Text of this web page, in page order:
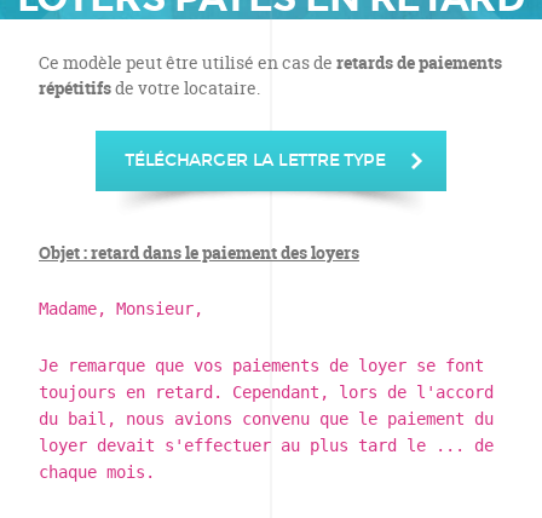
Ce modèle peut être utilisé en cas de retards de paiements
répétitifsde votre locataire.
TÉLÉCHARGER LA LETTRE TYPE
Objet : retard dans le paiement des loyers
Madame, Monsieur,
Je remarque que vos paiements de loyer se font
toujours en retard. Cependant, lors de l'accord
du bail, nous avions convenu que le paiement du
loyer devait s'effectuer au plus tard le ... de
chaque mois.